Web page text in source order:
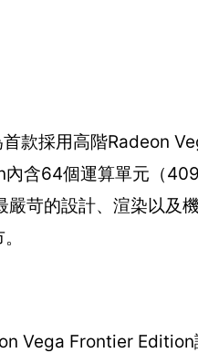
款採用高階Radeon
含64個運算單元（
苛的設計、渲染以及
Vega Frontier